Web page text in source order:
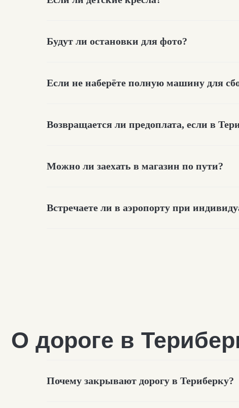
Будут ли остановки для фото?
Если не наберёте полную машину для
Возвращается ли предоплата, если в
Можно ли заехать в магазин по пути?
Встречаете ли в аэропорту при
О дороге в Териберку
Почему закрывают дорогу в Териберку?